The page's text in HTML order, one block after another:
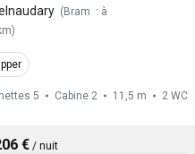
(Bram : à
)
5 Cabine 2 11,5 m 2 WC
€ / nuit